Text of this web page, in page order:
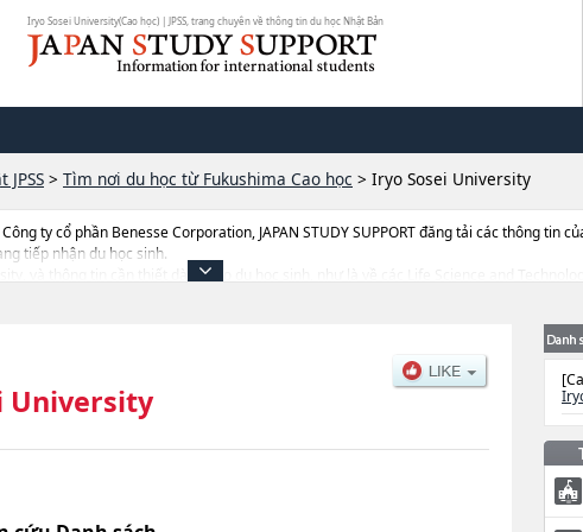
Iryo Sosei University(Cao học) | JPSS, trang chuyên về thông tin du học Nhật Bản
> Tìm nơi du học từ Fukushima Cao học > Iryo Sosei University
ty cổ phần Benesse Corporation, JAPAN STUDY SUPPORT đăng tải các thông tin
tiếp nhận du học sinh.
và thông tin cần thiết dành cho du học sinh, như là về các Life Science and
University